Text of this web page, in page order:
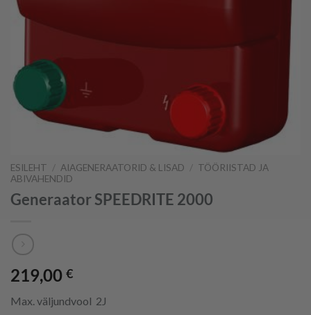
ESILEHT / AIAGENERAATORID & LISAD / TÖÖRIISTAD JA
ABIVAHENDID
Generaator SPEEDRITE 2000
219,00 €
Max. väljundvool 2J